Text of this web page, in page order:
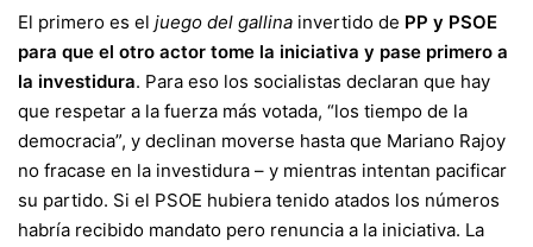
El primero es el juego del gallina invertido de PP y PSOE
para que el otro actor tome la iniciativa y pase primero a
la investidura. Para eso los socialistas declaran que hay
que respetar a la fuerza más votada, “los tiempo de la
democracia”, y declinan moverse hasta que Mariano Rajoy
no fracase en la investidura – y mientras intentan pacificar
su partido. Si el PSOE hubiera tenido atados los números
habría recibido mandato pero renuncia a la iniciativa. La